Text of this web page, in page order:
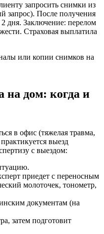
запросить снимки из
запрос). После получения
2 дня. Заключение: перелом
Страховая выплатила
или копии снимков на
на дом: когда и
в офис (тяжелая травма,
выезд
с выездом:
приедет с переносным
молоточек, тонометр,
документам (на
затем подготовит